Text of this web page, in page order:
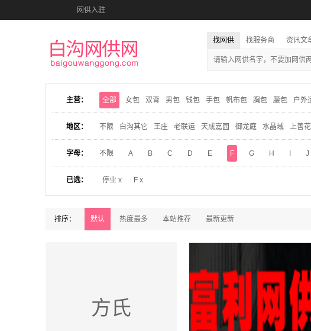
网供入驻
找网供 找服务商 资讯文
主营： 全部 女包 双背 男包 钱包 手包 帆布包 胸包 腰包 户外
地区： 不限 白沟其它 王庄 老联运 天成嘉园 御龙庭 水晶域 上善
字母： 不限 A B C D E F G H J
已选： 停业 x F x
排序： 默认 热度最多 本站推荐 最新更新
方氏